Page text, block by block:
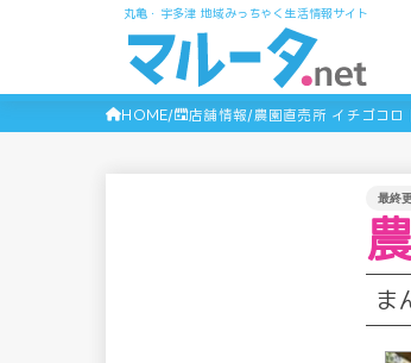
丸亀・宇多津 地域みっちゃく生活情報サイト
HOME 店舗情報 農園直売所 イチゴコ
ま